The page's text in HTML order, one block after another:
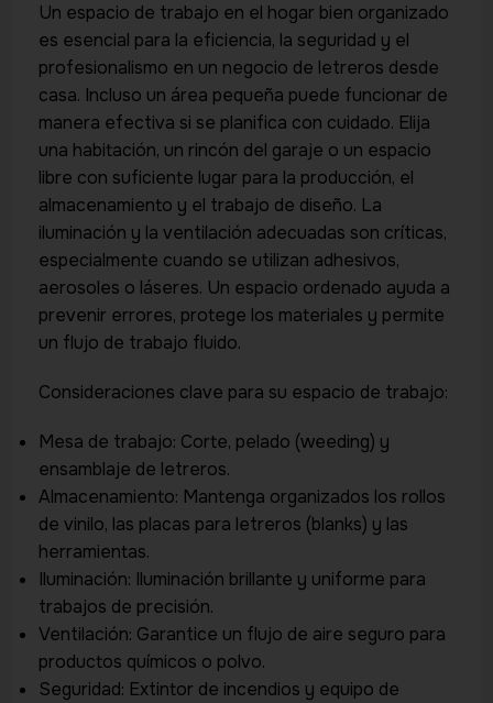
Un espacio de trabajo en el hogar bien organizado
es esencial para la eficiencia, la seguridad y el
profesionalismo en un negocio de letreros desde
casa. Incluso un área pequeña puede funcionar de
manera efectiva si se planifica con cuidado. Elija
una habitación, un rincón del garaje o un espacio
libre con suficiente lugar para la producción, el
almacenamiento y el trabajo de diseño. La
iluminación y la ventilación adecuadas son críticas,
especialmente cuando se utilizan adhesivos,
aerosoles o láseres. Un espacio ordenado ayuda a
prevenir errores, protege los materiales y permite
un flujo de trabajo fluido.
Consideraciones clave para su espacio de trabajo:
Mesa de trabajo: Corte, pelado (weeding) y
ensamblaje de letreros.
Almacenamiento: Mantenga organizados los rollos
de vinilo, las placas para letreros (blanks) y las
herramientas.
Iluminación: Iluminación brillante y uniforme para
trabajos de precisión.
Ventilación: Garantice un flujo de aire seguro para
productos químicos o polvo.
Seguridad: Extintor de incendios y equipo de